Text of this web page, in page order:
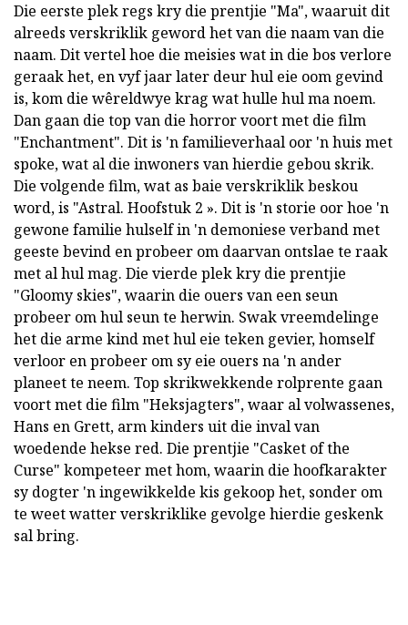
Die eerste plek regs kry die prentjie "Ma", waaruit dit
alreeds verskriklik geword het van die naam van die
naam. Dit vertel hoe die meisies wat in die bos verlore
geraak het, en vyf jaar later deur hul eie oom gevind
is, kom die wêreldwye krag wat hulle hul ma noem.
Dan gaan die top van die horror voort met die film
"Enchantment". Dit is 'n familieverhaal oor 'n huis met
spoke, wat al die inwoners van hierdie gebou skrik.
Die volgende film, wat as baie verskriklik beskou
word, is "Astral. Hoofstuk 2 ». Dit is 'n storie oor hoe 'n
gewone familie hulself in 'n demoniese verband met
geeste bevind en probeer om daarvan ontslae te raak
met al hul mag. Die vierde plek kry die prentjie
"Gloomy skies", waarin die ouers van een seun
probeer om hul seun te herwin. Swak vreemdelinge
het die arme kind met hul eie teken gevier, homself
verloor en probeer om sy eie ouers na 'n ander
planeet te neem. Top skrikwekkende rolprente gaan
voort met die film "Heksjagters", waar al volwassenes,
Hans en Grett, arm kinders uit die inval van
woedende hekse red. Die prentjie "Casket of the
Curse" kompeteer met hom, waarin die hoofkarakter
sy dogter 'n ingewikkelde kis gekoop het, sonder om
te weet watter verskriklike gevolge hierdie geskenk
sal bring.